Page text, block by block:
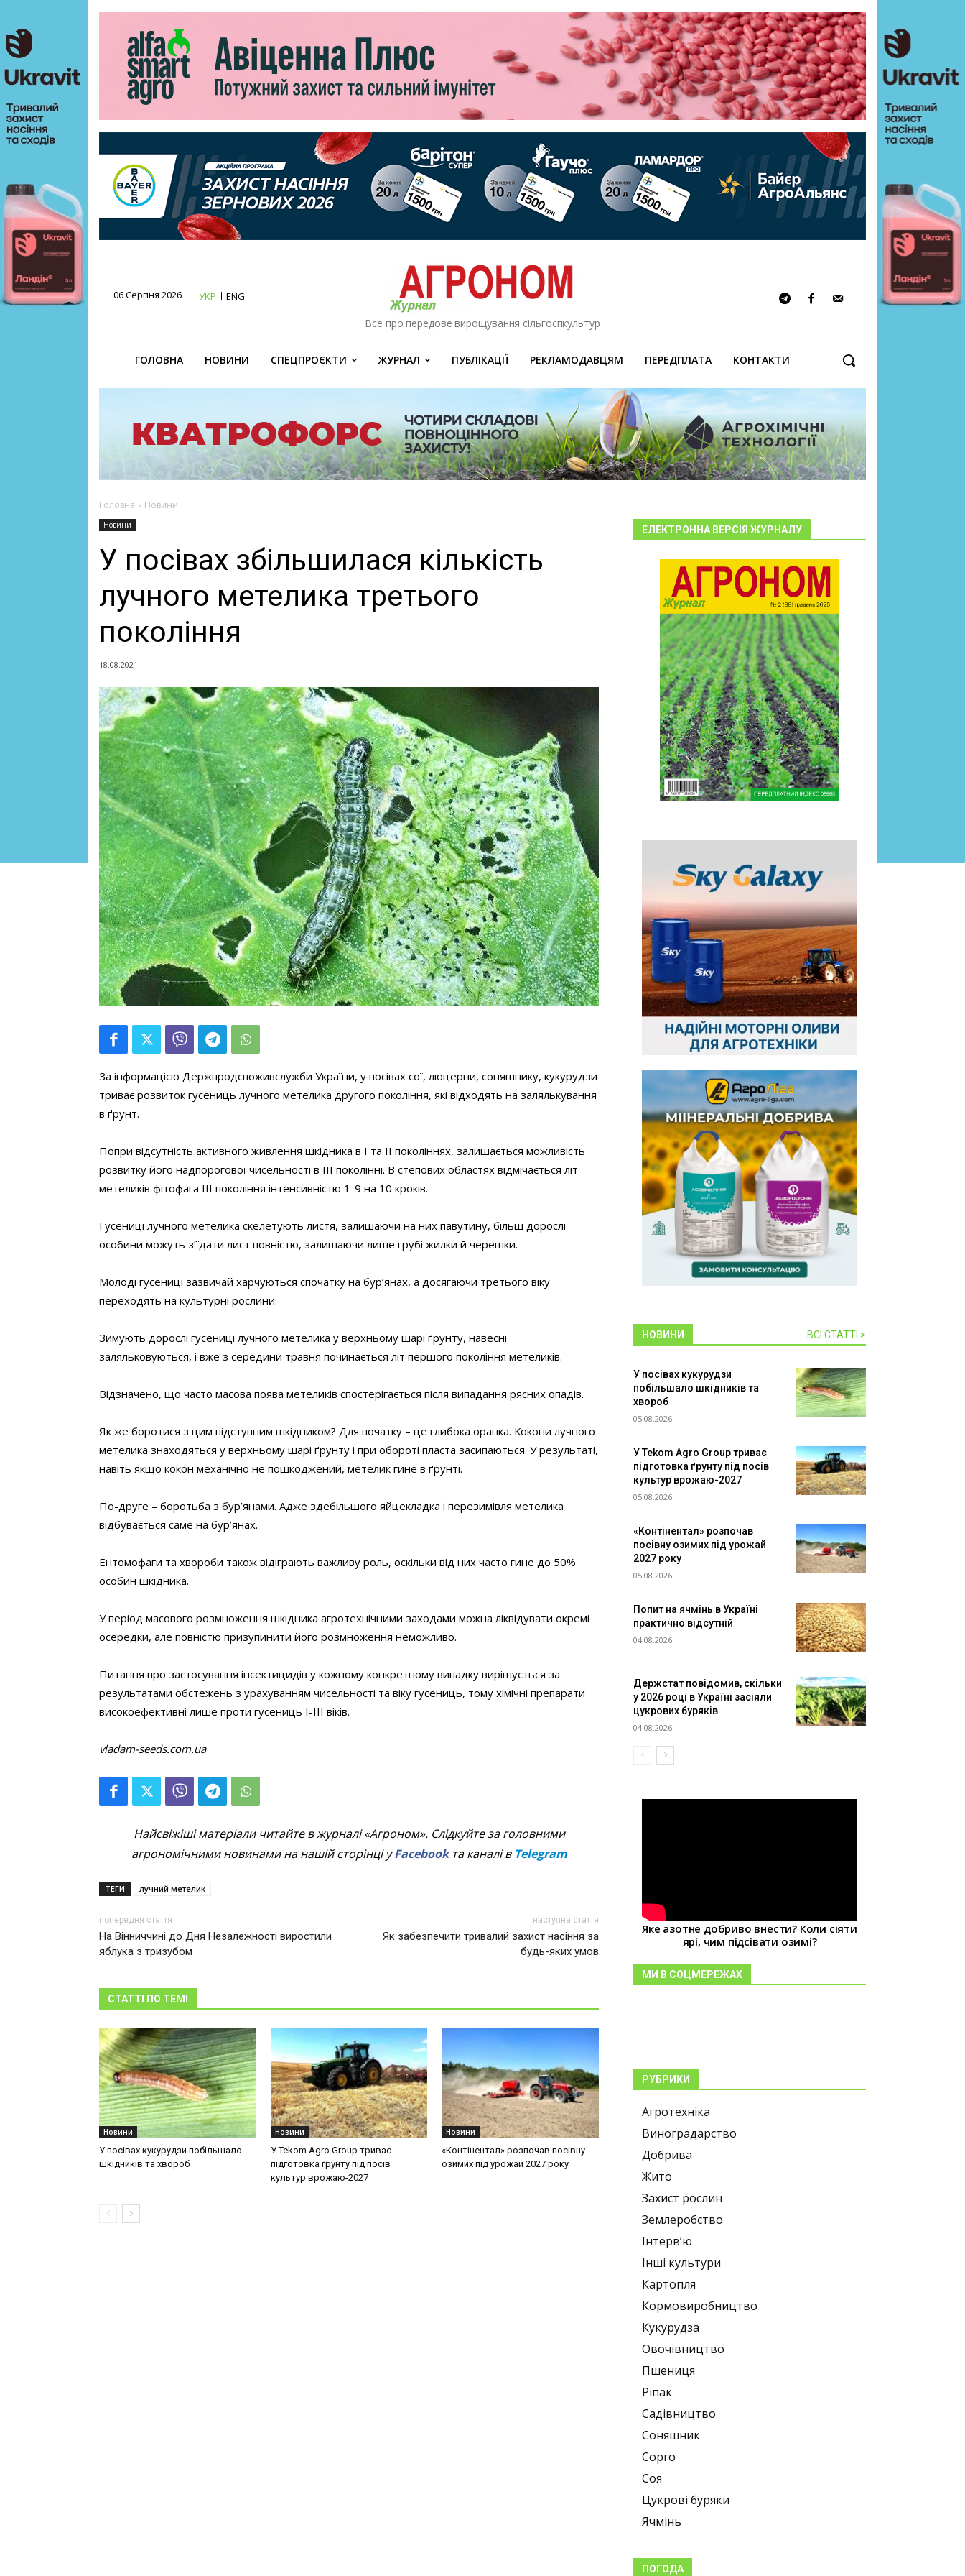
06 Серпня 2026 УКР ENG
Все про передове вирощування сільгоспкультур
ГОЛОВНА НОВИНИ СПЕЦПРОЄКТИ ЖУРНАЛ ПУБЛІКАЦІЇ РЕКЛАМОДАВЦЯМ ПЕРЕДПЛАТА КОНТАКТИ
Головна Новини
Новини
У посівах збільшилася кількість
лучного метелика третього
покоління
18.08.2021
За інформацією Держпродспоживслужби України, у посівах сої, люцерни, соняшнику, кукурудзи
триває розвиток гусениць лучного метелика другого покоління, які відходять на залялькування
в ґрунт.
Попри відсутність активного живлення шкідника в I та II поколіннях, залишається можливість
розвитку його надпорогової чисельності в III поколінні. В степових областях відмічається літ
метеликів фітофага III покоління інтенсивністю 1-9 на 10 кроків.
Гусениці лучного метелика скелетують листя, залишаючи на них павутину, більш дорослі
особини можуть з’їдати лист повністю, залишаючи лише грубі жилки й черешки.
Молоді гусениці зазвичай харчуються спочатку на бур’янах, а досягаючи третього віку
переходять на культурні рослини.
Зимують дорослі гусениці лучного метелика у верхньому шарі ґрунту, навесні
заляльковуються, і вже з середини травня починається літ першого покоління метеликів.
Відзначено, що часто масова поява метеликів спостерігається після випадання рясних опадів.
Як же боротися з цим підступним шкідником? Для початку – це глибока оранка. Кокони лучного
метелика знаходяться у верхньому шарі ґрунту і при обороті пласта засипаються. У результаті,
навіть якщо кокон механічно не пошкоджений, метелик гине в ґрунті.
По-друге – боротьба з бур’янами. Адже здебільшого яйцекладка і перезимівля метелика
відбувається саме на бур’янах.
Ентомофаги та хвороби також відіграють важливу роль, оскільки від них часто гине до 50%
особин шкідника.
У період масового розмноження шкідника агротехнічними заходами можна ліквідувати окремі
осередки, але повністю призупинити його розмноження неможливо.
Питання про застосування інсектицидів у кожному конкретному випадку вирішується за
результатами обстежень з урахуванням чисельності та віку гусениць, тому хімічні препарати
високоефективні лише проти гусениць І-III віків.
vladam-seeds.com.ua
Найсвіжіші матеріали читайте в журналі «Агроном». Слідкуйте за головними
агрономічними новинами на нашій сторінці уFacebookта каналі в Telegram
ТЕГИ лучний метелик
попередня стаття
На Вінниччині до Дня Незалежності виростили
яблука з тризубом
наступна стаття
Як забезпечити тривалий захист насіння за
будь-яких умов
СТАТТІ ПО ТЕМІ
Новини
У посівах кукурудзи побільшало
шкідників та хвороб
Новини
У Tekom Agro Group триває
підготовка ґрунту під посів
культур врожаю-2027
Новини
«Контінентал» розпочав посівну
озимих під урожай 2027 року
ЕЛЕКТРОННА ВЕРСІЯ ЖУРНАЛУ
НОВИНИ ВСІ СТАТТІ >
У посівах кукурудзи
побільшало шкідників та
хвороб
05.08.2026
У Tekom Agro Group триває
підготовка ґрунту під посів
культур врожаю-2027
05.08.2026
«Контінентал» розпочав
посівну озимих під урожай
2027 року
05.08.2026
Попит на ячмінь в Україні
практично відсутній
04.08.2026
Держстат повідомив, скільки
у 2026 році в Україні засіяли
цукрових буряків
04.08.2026
Яке азотне добриво внести? Коли сіяти
ярі, чим підсівати озимі?
МИ В СОЦМЕРЕЖАХ
РУБРИКИ
Агротехніка
Виноградарство
Добрива
Жито
Захист рослин
Землеробство
Інтерв’ю
Інші культури
Картопля
Кормовиробництво
Кукурудза
Овочівництво
Пшениця
Ріпак
Садівництво
Соняшник
Сорго
Соя
Цукрові буряки
Ячмінь
ПОГОДА